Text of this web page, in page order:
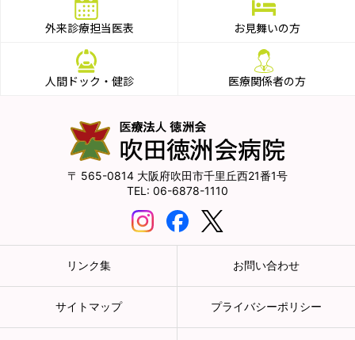
外来診療担当医表 お見舞いの方
人間ドック・健診 医療関係者の方
565-0814 大阪府吹田市千里丘西21番1号
06-6878-1110
リンク集 お問い合わせ
サイトマップ プライバシーポリシー